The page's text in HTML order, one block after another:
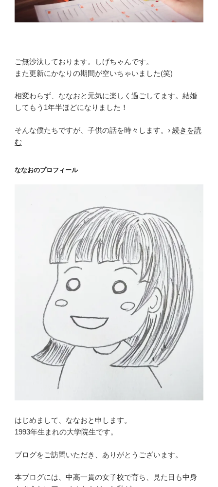
ご無沙汰しております。しげちゃんです。
また更新にかなりの期間が空いちゃいました(笑)
相変わらず、ななおと元気に楽しく過ごしてます。結婚
してもう1年半ほどになりました！
そんな僕たちですが、子供の話を時々します。› 続きを読
む
ななおのプロフィール
はじめまして、ななおと申します。
1993年生まれの大学院生です。
ブログをご訪問いただき、ありがとうございます。
本ブログには、中高一貫の女子校で育ち、見た目も中身